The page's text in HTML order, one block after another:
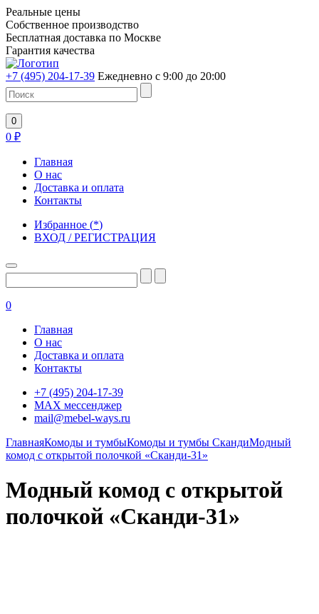
Реальные цены
Собственное производство
Бесплатная доставка по Москве
Гарантия качества
+7 (495) 204-17-39 Ежедневно с 9:00 до 20:00
0
0 ₽
Главная
О нас
Доставка и оплата
Контакты
Избранное (*)
ВХОД / РЕГИСТРАЦИЯ
0
Главная
О нас
Доставка и оплата
Контакты
+7 (495) 204-17-39
MAX мессенджер
mail@mebel-ways.ru
ГлавнаяКомоды и тумбыКомоды и тумбы СкандиМодный
комод с открытой полочкой «Сканди-31»
Модный комод с открытой
полочкой «Сканди-31»